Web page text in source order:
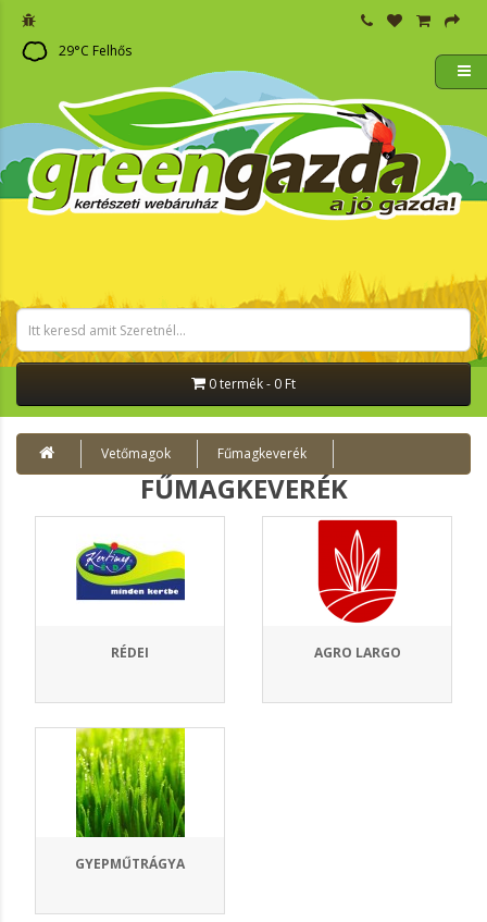
29°C Felhős
0 termék - 0 Ft
Vetőmagok Fűmagkeverék
FŰMAGKEVERÉK
RÉDEI AGRO LARGO
GYEPMŰTRÁGYA